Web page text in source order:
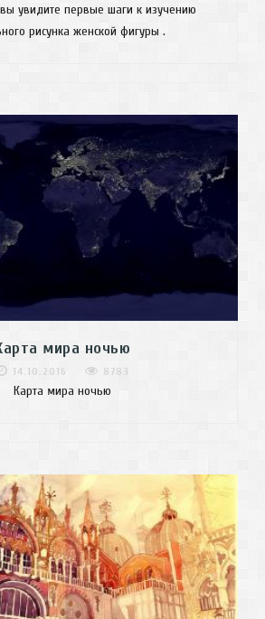
увидите первые шаги к изучению
рисунка женской фигуры .
мира ночью
14.10.2016 8783
Карта мира ночью